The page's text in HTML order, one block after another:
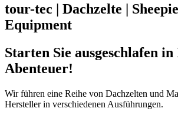
tour-tec | Dachzelte |
Equipment
Starten Sie ausgeschlafen
Abenteuer!
Wir führen eine Reihe von Dachzelten und
Hersteller in verschiedenen Ausführungen.